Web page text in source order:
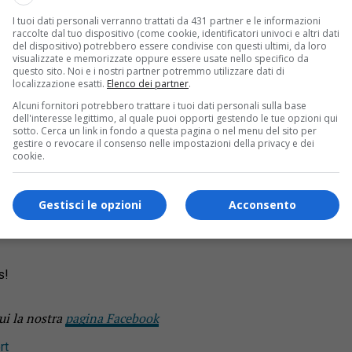
per l’accesso ai campionati italiani e regionali per la
il successo è andato a Claudio Sigismondi (al centro
di 13-7. Si sono fermati alle semifinali Luigi Gabasio
ai Campionati italiani
La portacolori dell’Agnona Bocce, infatti, è arrivata
Beatrice Pefini (Valli Ossolane), a sua volta battuta
la nostra pagina Facebook
I tuoi dati personali verranno trattati da 431 partner e le informazioni
raccolte dal tuo dispositivo (come cookie, identificatori univoci e altri dati
del dispositivo) potrebbero essere condivise con questi ultimi, da loro
visualizzate e memorizzate oppure essere usate nello specifico da
questo sito. Noi e i nostri partner potremmo utilizzare dati di
localizzazione esatti. Elenco dei partner.
Alcuni fornitori potrebbero trattare i tuoi dati personali sulla base
dell'interesse legittimo, al quale puoi opporti gestendo le tue opzioni qui
sotto. Cerca un link in fondo a questa pagina o nel menu del sito per
gestire o revocare il consenso nelle impostazioni della privacy e dei
cookie.
Acconsento
Gestisci le opzioni